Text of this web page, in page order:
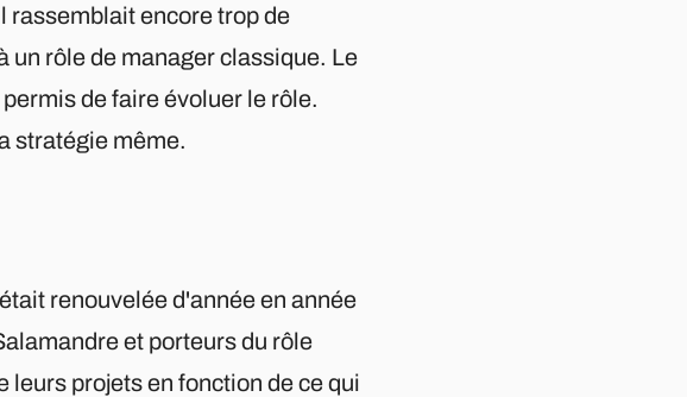
rassemblait encore trop de
un rôle de manager classique. Le
de faire évoluer le rôle.
stratégie même.
renouvelée d'année en année
et porteurs du rôle
projets en fonction de ce qui